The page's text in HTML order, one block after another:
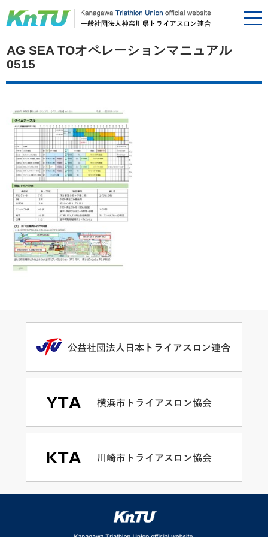
AG SEA TOオペレーションマニュアル
0515